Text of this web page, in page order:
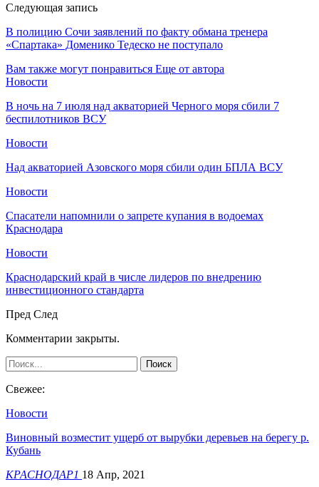
Следующая запись
В полицию Сочи заявлений по факту обмана тренера
«Спартака» Доменико Тедеско не поступало
Вам также могут понравиться Еще от автора
Новости
В ночь на 7 июля над акваторией Черного моря сбили 7
беспилотников ВСУ
Новости
Над акваторией Азовского моря сбили один БПЛА ВСУ
Новости
Спасатели напомнили о запрете купания в водоемах
Краснодара
Новости
Краснодарский край в числе лидеров по внедрению
инвестиционного стандарта
Пред След
Комментарии закрыты.
Свежее:
Новости
Виновный возместит ущерб от вырубки деревьев на берегу р.
Кубань
КРАСНОДАР1 18 Апр, 2021